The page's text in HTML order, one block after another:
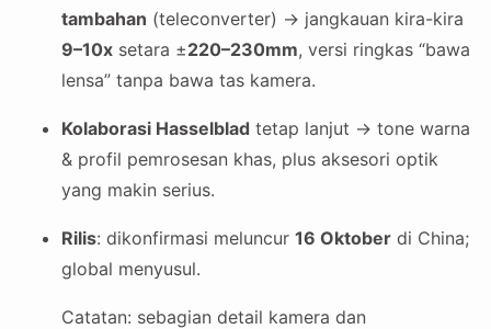
tambahan (teleconverter) → jangkauan kira-kira
9–10x setara ±220–230mm, versi ringkas “bawa
lensa” tanpa bawa tas kamera.
Kolaborasi Hasselblad tetap lanjut → tone warna
& profil pemrosesan khas, plus aksesori optik
yang makin serius.
Rilis: dikonfirmasi meluncur 16 Oktober di China;
global menyusul.
Catatan: sebagian detail kamera dan